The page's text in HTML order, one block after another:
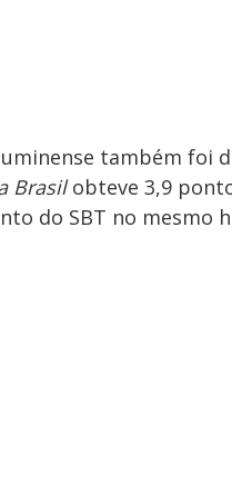
também foi
Brasilobteve 3,9
do SBT no mesmo